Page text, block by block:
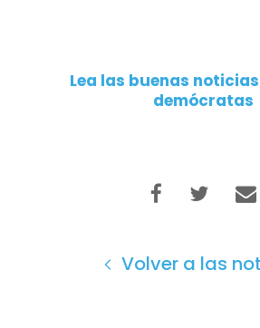
Lea las buenas
demócratas
Volver a las